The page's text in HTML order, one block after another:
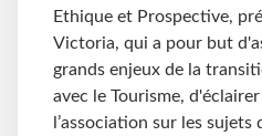
Ethique et Prospective,
Victoria, qui a pour but
grands enjeux de la
avec le Tourisme,
l’association sur les